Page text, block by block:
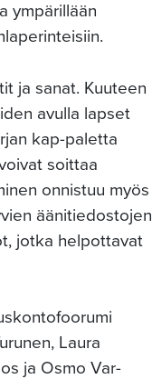
ympärillään
ja sanat. Kuuteen
avulla lapset
kap-paletta
soittaa
onnistuu myös
äänitiedostojen
jotka helpottavat
Laura
ja Osmo Var-